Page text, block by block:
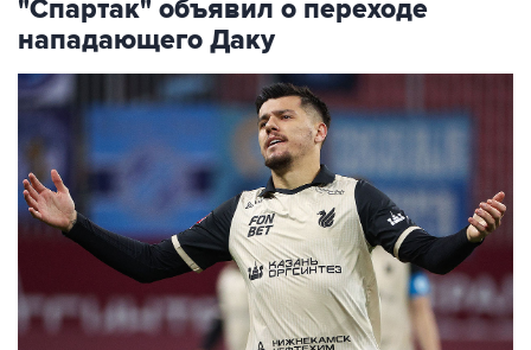
"Спартак" объявил о переходе
нападающего Даку